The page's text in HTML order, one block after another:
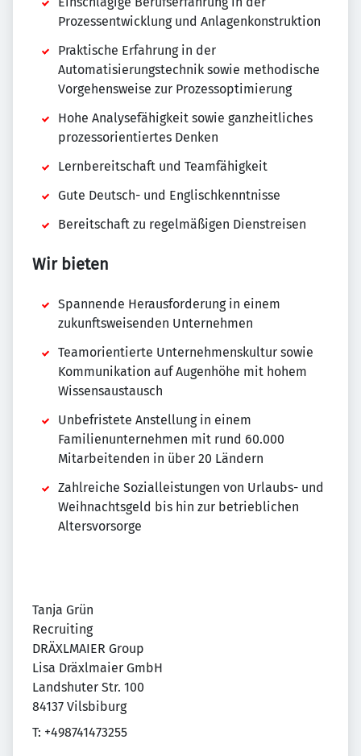
Prozessentwicklung und Anlagenkonstruktion
Praktische Erfahrung in der
Automatisierungstechnik sowie methodische
Vorgehensweise zur Prozessoptimierung
Hohe Analysefähigkeit sowie ganzheitliches
prozessorientiertes Denken
Lernbereitschaft und Teamfähigkeit
Gute Deutsch- und Englischkenntnisse
Bereitschaft zu regelmäßigen Dienstreisen
Wir bieten
Spannende Herausforderung in einem
zukunftsweisenden Unternehmen
Teamorientierte Unternehmenskultur sowie
Kommunikation auf Augenhöhe mit hohem
Wissensaustausch
Unbefristete Anstellung in einem
Familienunternehmen mit rund 60.000
Mitarbeitenden in über 20 Ländern
Zahlreiche Sozialleistungen von Urlaubs- und
Weihnachtsgeld bis hin zur betrieblichen
Altersvorsorge
Tanja Grün
Recruiting
DRÄXLMAIER Group
Lisa Dräxlmaier GmbH
Landshuter Str. 100
84137 Vilsbiburg
T: +498741473255